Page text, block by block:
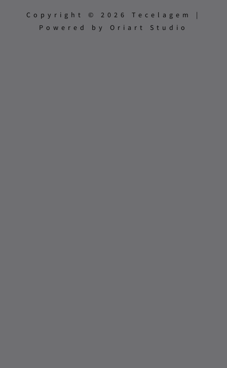
Copyright © 2026 Tecelagem |
Powered by Oriart Studio